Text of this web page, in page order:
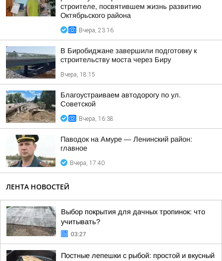
строителе, посвятившем жизнь развитию
Октябрьского района
Вчера, 23:16
В Биробиджане завершили подготовку к
строительству моста через Биру
Вчера, 18:15
Благоустраиваем автодорогу по ул.
Советской
Вчера, 16:38
Паводок на Амуре — Ленинский район:
главное
Вчера, 17:40
ЛЕНТА НОВОСТЕЙ
Выбор покрытия для дачных тропинок: что
учитывать?
03:27
Постные лепешки с рыбой: простой и вкусный